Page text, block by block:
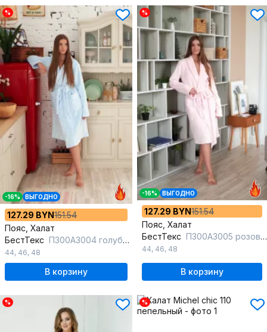
%
-16% ВЫГОДНО
127.29 BYN151.54
Пояс, Халат
БестТекс П300А3004 голубой
44, 46, 48
В корзину
%
-16% ВЫГОДНО
127.29 BYN151.54
Пояс, Халат
БестТекс П300А3005 розовый
44, 46, 48
В корзину
% %